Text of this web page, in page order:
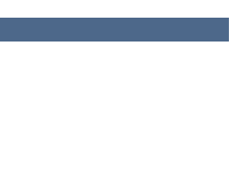
Προσθήκη στη wishlist